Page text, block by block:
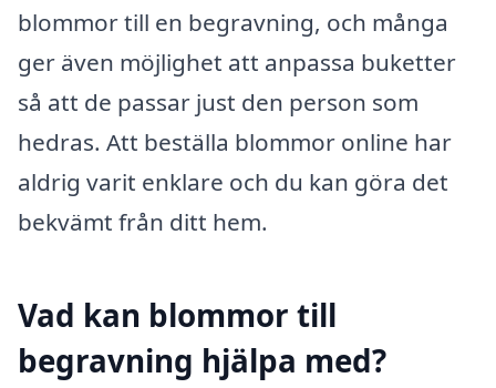
blommor till en begravning, och många
ger även möjlighet att anpassa buketter
så att de passar just den person som
hedras. Att beställa blommor online har
aldrig varit enklare och du kan göra det
bekvämt från ditt hem.
Vad kan blommor till
begravning hjälpa med?